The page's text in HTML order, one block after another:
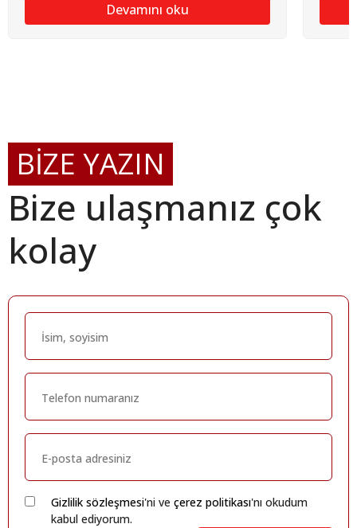
Devamını oku
BİZE YAZIN
Bize ulaşmanız çok
kolay
Gizlilik sözleşmesi'ni ve çerez politikası'nı okudum
kabul ediyorum.